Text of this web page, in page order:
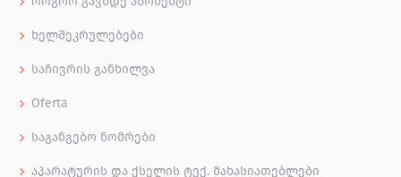
ხელშეკრულებები
საჩივრის განხილვა
Oferta
საგანგებო ნომრები
აპარატურის და ქსელის ტექ. მახასიათებლები